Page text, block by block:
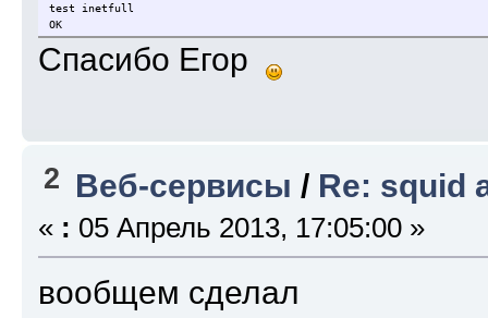
test inetfull
OK
Спасибо Егор
2 Веб-сервисы / Re: squid
« : 05 Апрель 2013, 17:05:00 »
вообщем сделал